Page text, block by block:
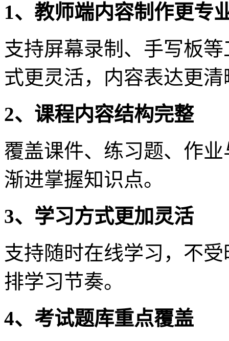
1、教师端内容制作更专
支持屏幕录制、手写板
式更灵活，内容表达更清
2、课程内容结构完整
覆盖课件、练习题、作
渐进掌握知识点。
3、学习方式更加灵活
支持随时在线学习，不
排学习节奏。
4、考试题库重点覆盖